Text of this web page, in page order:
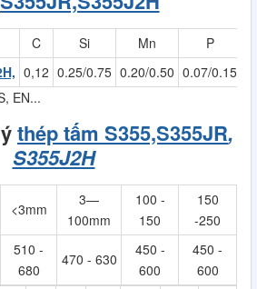
C Si Mn
P
0,12 0.25/0.75 0.20/0.50 0.07/0.15
EN...
thép tấm S355,S355JR,
S355J2H
<3mm
3—
100mm
100 -
150
150
-250
510 -
680
470 - 630
450 -
600
450 -
600